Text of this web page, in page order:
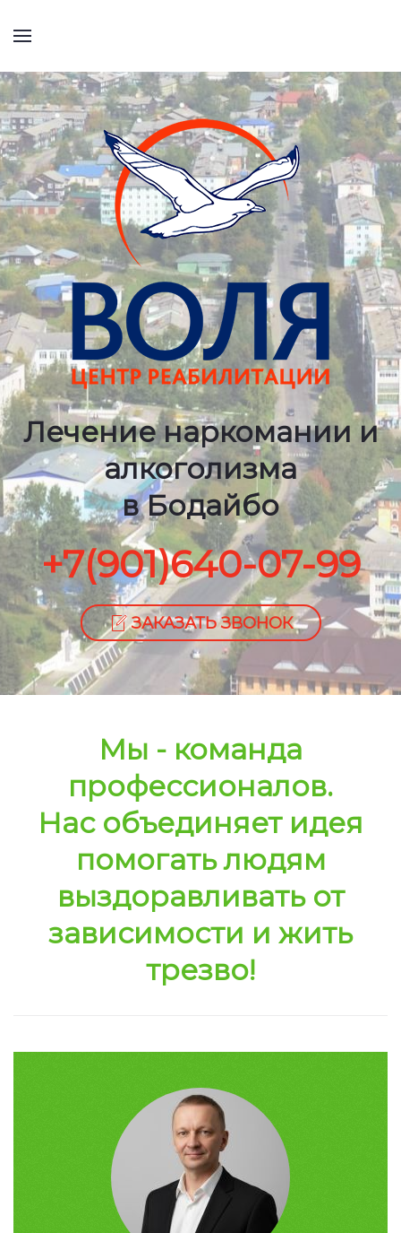
Лечение наркомании и
алкоголизма
в Бодайбо
+7(901)640-07-99
ЗАКАЗАТЬ ЗВОНОК
Мы - команда
профессионалов.
Нас объединяет идея
помогать людям
выздоравливать от
зависимости и жить
трезво!